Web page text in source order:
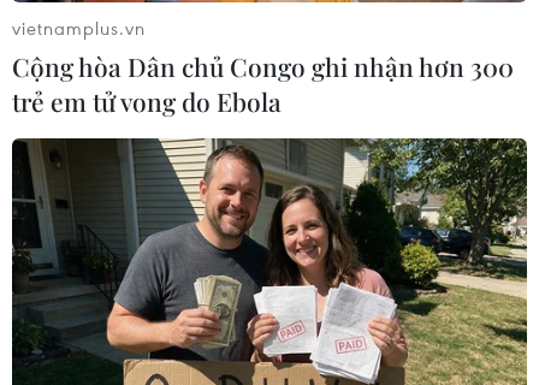
Người đứng đầu cơ quan xử lý thảm họa Bắc
Sumatra đã xác nhận thông tin trên, đồng thời
cho biết các nhà điều tra tin rằng họ đã xác định
được thi thể của 21 người lớn và 3 trẻ em. Nhà
chức trách địa phương cho hay, nhiều thi thể đã
bị cháy đến mức không thể nhận dạng
Theo thông tin cảnh sát Bắc Sumatra tiếp nhận
được, có 30 người làm việc tại xưởng sản xuất
diêm nói trên. Hiện chưa rõ còn người sống sót
trong vụ hỏa hoạn này hay không./.
vietnamplus.vn
Cộng hòa Dân chủ Congo ghi nhận hơn 300
trẻ em tử vong do Ebola